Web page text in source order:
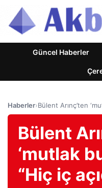
Güncel Haberler
Haberler›Bülent Arınç’ten
Bülent
‘mutlak
“Hiç iç